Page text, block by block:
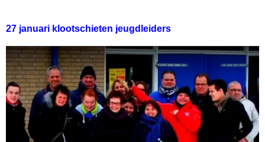
27 januari klootschieten jeugdleiders